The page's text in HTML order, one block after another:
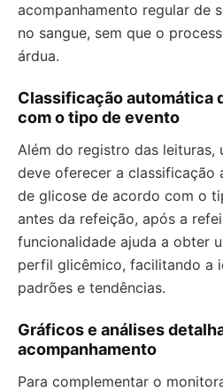
acompanhamento regular de
no sangue, sem que o
árdua.
Classificação automática
com o tipo de evento
Além do registro das leituras,
deve oferecer a classificação
de glicose de acordo com o
antes da refeição, após a
funcionalidade ajuda a obter
perfil glicêmico, facilitando a
padrões e tendências.
Gráficos e análises
acompanhamento
Para complementar o